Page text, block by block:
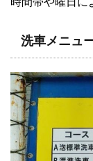
洗車メニュ